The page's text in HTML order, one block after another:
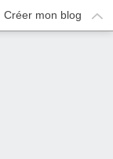
Créer mon blog